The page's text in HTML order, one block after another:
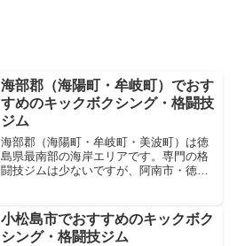
海部郡（海陽町・牟岐町）でおす
すめのキックボクシング・格闘技
ジム
海部郡（海陽町・牟岐町・美波町）は徳
島県最南部の海岸エリアです。専門の格
闘技ジムは少ないですが、阿南市・徳島
約1時間〜1時間30分の徳島市のキックボ
クシング専門ジム項...
小松島市でおすすめのキックボク
シング・格闘技ジム